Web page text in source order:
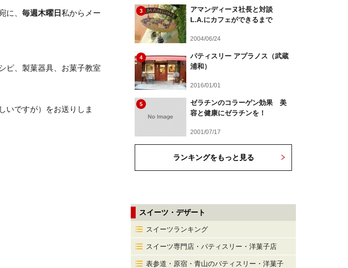
に、 毎週木曜日 私からメー
ピ、製菓器具、お菓子教室
いですが）をお送りしま
3
アマンディーヌ社長と対談
L.A.にカフェができるまで
2004/06/24
4
パティスリー アプラノス（武蔵
浦和）
2016/01/01
5
ゼラチンのコラーゲン効果 美
容と健康にゼラチンを！
2001/07/17
ランキングをもっと見る
スイーツ・デザート
スイーツランキング
スイーツ専門店・パティスリー・洋菓子店
表参道・原宿・青山のパティスリー・洋菓子